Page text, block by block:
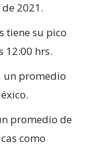
2021.
tiene su pico
12:00 hrs.
un promedio
promedio de
como